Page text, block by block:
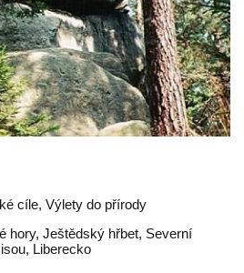
cíle, Výlety do přírody
hory, Ještědský hřbet, Severní
, Liberecko